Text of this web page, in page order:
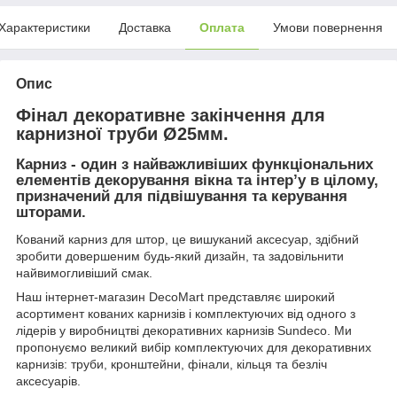
Доставка Оплата Умови повернення
Опис
Фінал декоративне закінчення для
карнизної труби Ø25мм.
Карниз - один з найважливіших функціональних
елементів декорування вікна та інтер’у в цілому,
призначений для підвішування та керування
шторами.
Кований карниз для штор, це вишуканий аксесуар, здібний
зробити довершеним будь-який дизайн, та задовільнити
найвимогливіший смак.
Наш інтернет-магазин DecoMart представляє широкий
асортимент кованих карнизів і комплектуючих від одного з
лідерів у виробництві декоративних карнизів Sundeco. Ми
пропонуємо великий вибір комплектуючих для декоративних
карнизів: труби, кронштейни, фінали, кільця та безліч
аксесуарів.